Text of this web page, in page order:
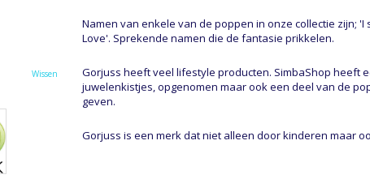
Wissen
Namen van enkele van de poppen in onze collectie zijn;
Love'. Sprekende namen die de fantasie prikkelen.
Gorjuss heeft veel lifestyle producten. SimbaShop heeft
juwelenkistjes, opgenomen maar ook een deel van de
geven.
Gorjuss is een merk dat niet alleen door kinderen maar